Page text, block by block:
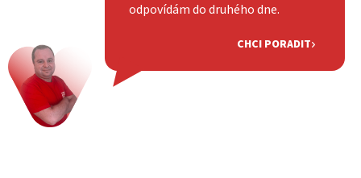
odpovídám do druhého dne.
CHCI PORADIT